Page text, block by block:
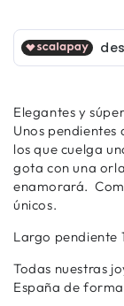
Elegantes y
Unos
los que cuelga
gota con una
enamorará.
únicos.
Largo pendiente
Todas nuestras
España de